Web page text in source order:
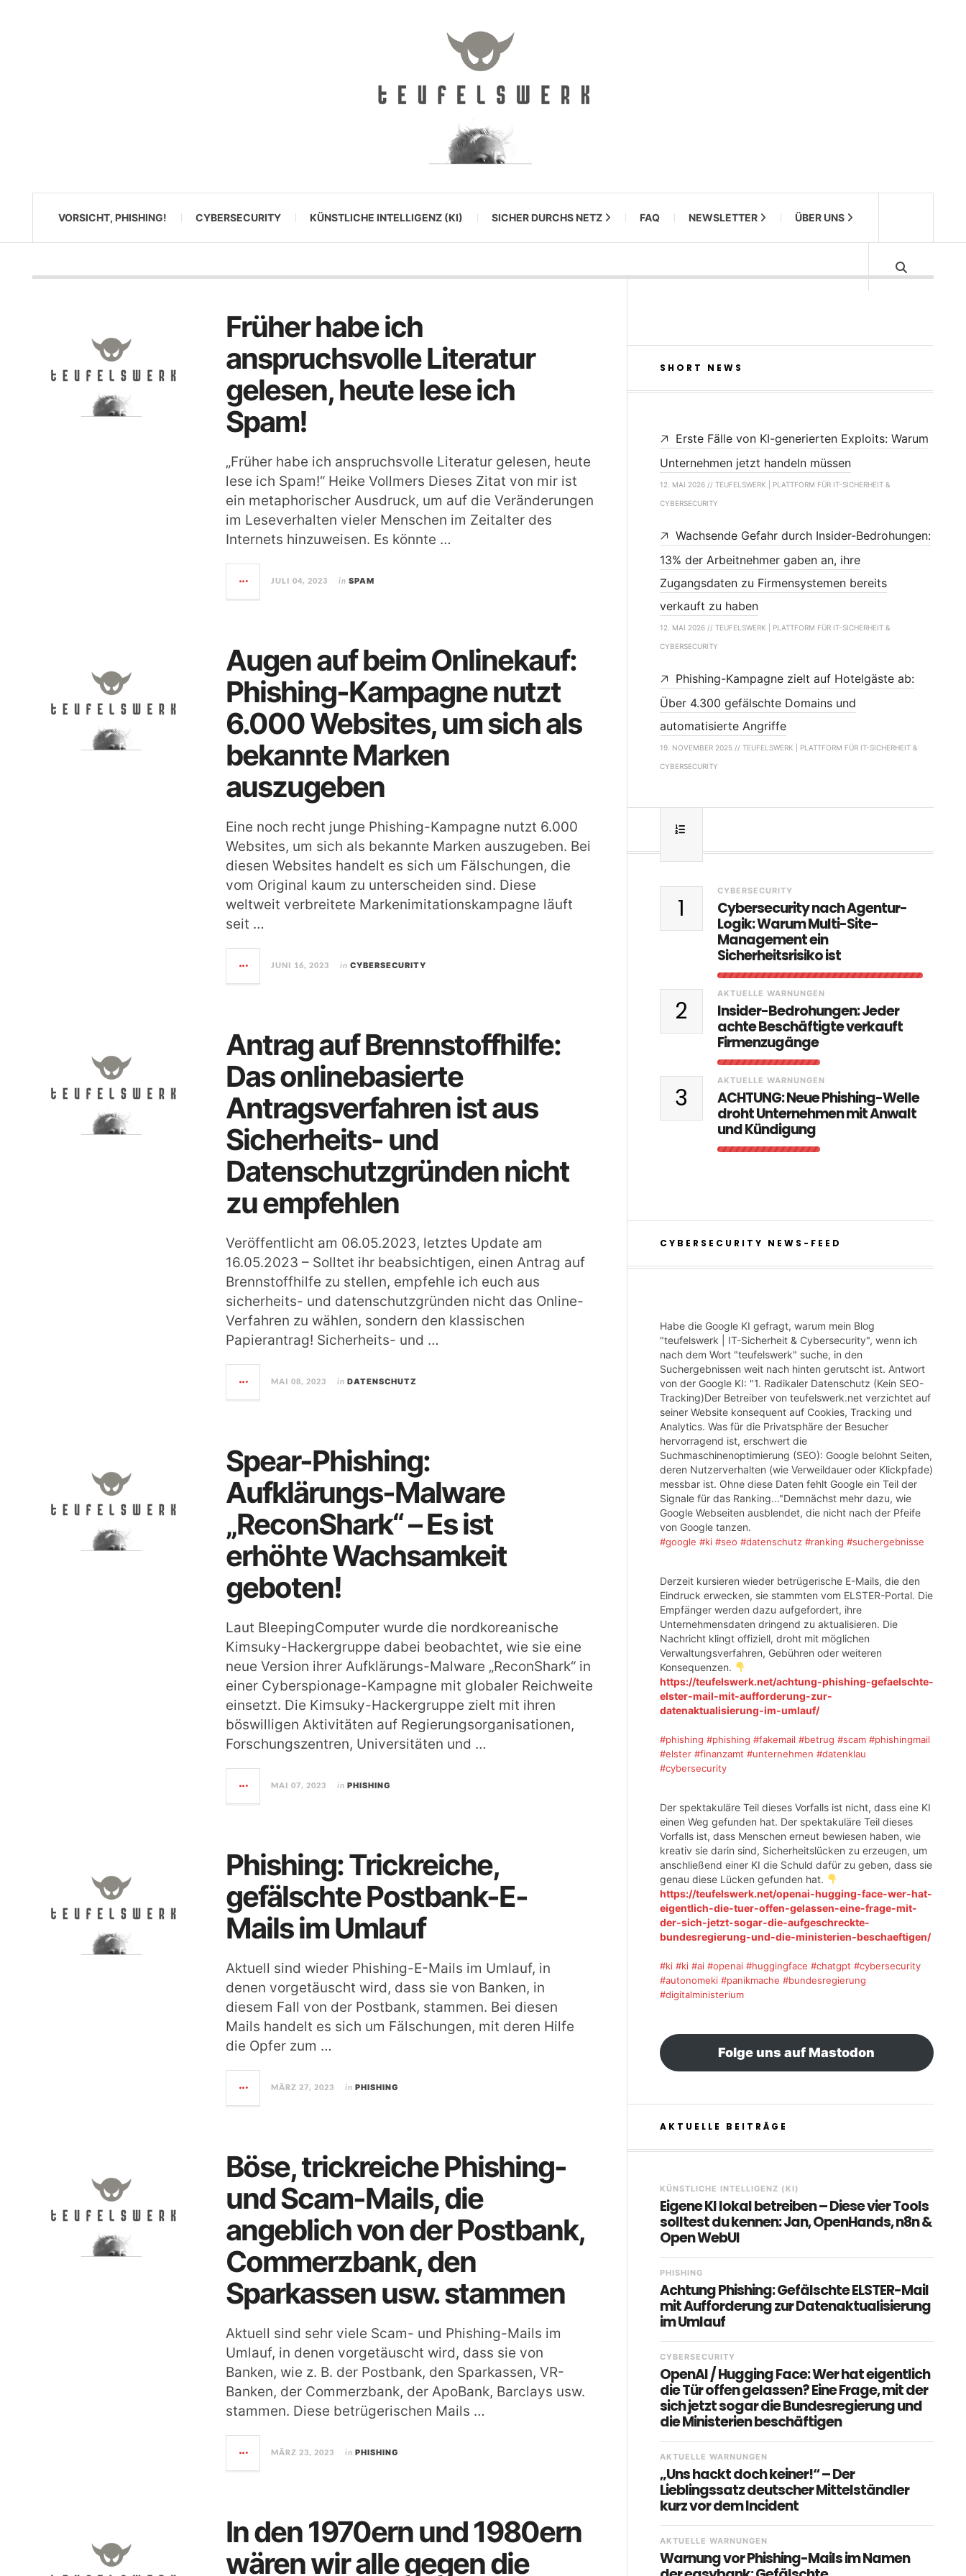
VORSICHT, PHISHING! CYBERSECURITY KÜNSTLICHE INTELLIGENZ (KI) SICHER DURCHS NETZ FAQ NEWSLETTER ÜBER UNS
Früher habe ich
anspruchsvolle Literatur
gelesen, heute lese ich
Spam!
„Früher habe ich anspruchsvolle Literatur gelesen, heute
lese ich Spam!“ Heike Vollmers Dieses Zitat von mir ist
ein metaphorischer Ausdruck, um auf die Veränderungen
im Leseverhalten vieler Menschen im Zeitalter des
Internets hinzuweisen. Es könnte …
JULI 04, 2023 in SPAM
Augen auf beim Onlinekauf:
Phishing-Kampagne nutzt
6.000 Websites, um sich als
bekannte Marken
auszugeben
Eine noch recht junge Phishing-Kampagne nutzt 6.000
Websites, um sich als bekannte Marken auszugeben. Bei
diesen Websites handelt es sich um Fälschungen, die
vom Original kaum zu unterscheiden sind. Diese
weltweit verbreitete Markenimitationskampagne läuft
seit …
JUNI 16, 2023 in CYBERSECURITY
Antrag auf Brennstoffhilfe:
Das onlinebasierte
Antragsverfahren ist aus
Sicherheits- und
Datenschutzgründen nicht
zu empfehlen
Veröffentlicht am 06.05.2023, letztes Update am
16.05.2023 – Solltet ihr beabsichtigen, einen Antrag auf
Brennstoffhilfe zu stellen, empfehle ich euch aus
sicherheits- und datenschutzgründen nicht das Online-
Verfahren zu wählen, sondern den klassischen
Papierantrag! Sicherheits- und …
MAI 08, 2023 in DATENSCHUTZ
Spear-Phishing:
Aufklärungs-Malware
„ReconShark“ – Es ist
erhöhte Wachsamkeit
geboten!
Laut BleepingComputer wurde die nordkoreanische
Kimsuky-Hackergruppe dabei beobachtet, wie sie eine
neue Version ihrer Aufklärungs-Malware „ReconShark“ in
einer Cyberspionage-Kampagne mit globaler Reichweite
einsetzt. Die Kimsuky-Hackergruppe zielt mit ihren
böswilligen Aktivitäten auf Regierungsorganisationen,
Forschungszentren, Universitäten und …
MAI 07, 2023 in PHISHING
Phishing: Trickreiche,
gefälschte Postbank-E-
Mails im Umlauf
Aktuell sind wieder Phishing-E-Mails im Umlauf, in
denen vorgetäuscht wird, dass sie von Banken, in
diesem Fall von der Postbank, stammen. Bei diesen
Mails handelt es sich um Fälschungen, mit deren Hilfe
die Opfer zum …
MÄRZ 27, 2023 in PHISHING
Böse, trickreiche Phishing-
und Scam-Mails, die
angeblich von der Postbank,
Commerzbank, den
Sparkassen usw. stammen
Aktuell sind sehr viele Scam- und Phishing-Mails im
Umlauf, in denen vorgetäuscht wird, dass sie von
Banken, wie z. B. der Postbank, den Sparkassen, VR-
Banken, der Commerzbank, der ApoBank, Barclays usw.
stammen. Diese betrügerischen Mails …
MÄRZ 23, 2023 in PHISHING
In den 1970ern und 1980ern
wären wir alle gegen die
SHORT NEWS
Erste Fälle von KI-generierten Exploits: Warum
Unternehmen jetzt handeln müssen
12. MAI 2026 // TEUFELSWERK | PLATTFORM FÜR IT-SICHERHEIT &
CYBERSECURITY
Wachsende Gefahr durch Insider-Bedrohungen:
13% der Arbeitnehmer gaben an, ihre
Zugangsdaten zu Firmensystemen bereits
verkauft zu haben
12. MAI 2026 // TEUFELSWERK | PLATTFORM FÜR IT-SICHERHEIT &
CYBERSECURITY
Phishing-Kampagne zielt auf Hotelgäste ab:
Über 4.300 gefälschte Domains und
automatisierte Angriffe
19. NOVEMBER 2025 // TEUFELSWERK | PLATTFORM FÜR IT-SICHERHEIT &
CYBERSECURITY
1
CYBERSECURITY
Cybersecurity nach Agentur-
Logik: Warum Multi-Site-
Management ein
Sicherheitsrisiko ist
2
AKTUELLE WARNUNGEN
Insider-Bedrohungen: Jeder
achte Beschäftigte verkauft
Firmenzugänge
3
AKTUELLE WARNUNGEN
ACHTUNG: Neue Phishing-Welle
droht Unternehmen mit Anwalt
und Kündigung
CYBERSECURITY NEWS-FEED
Habe die Google KI gefragt, warum mein Blog
"teufelswerk | IT-Sicherheit & Cybersecurity", wenn ich
nach dem Wort "teufelswerk" suche, in den
Suchergebnissen weit nach hinten gerutscht ist. Antwort
von der Google KI: "1. Radikaler Datenschutz (Kein SEO-
Tracking)Der Betreiber von teufelswerk.net verzichtet auf
seiner Website konsequent auf Cookies, Tracking und
Analytics. Was für die Privatsphäre der Besucher
hervorragend ist, erschwert die
Suchmaschinenoptimierung (SEO): Google belohnt Seiten,
deren Nutzerverhalten (wie Verweildauer oder Klickpfade)
messbar ist. Ohne diese Daten fehlt Google ein Teil der
Signale für das Ranking..."Demnächst mehr dazu, wie
Google Webseiten ausblendet, die nicht nach der Pfeife
von Google tanzen.
#google #ki #seo #datenschutz #ranking #suchergebnisse
Derzeit kursieren wieder betrügerische E-Mails, die den
Eindruck erwecken, sie stammten vom ELSTER-Portal. Die
Empfänger werden dazu aufgefordert, ihre
Unternehmensdaten dringend zu aktualisieren. Die
Nachricht klingt offiziell, droht mit möglichen
Verwaltungsverfahren, Gebühren oder weiteren
Konsequenzen.
https://teufelswerk.net/achtung-phishing-gefaelschte-
elster-mail-mit-aufforderung-zur-
datenaktualisierung-im-umlauf/
#phishing #phishing #fakemail #betrug #scam #phishingmail
#elster #finanzamt #unternehmen #datenklau
#cybersecurity
Der spektakuläre Teil dieses Vorfalls ist nicht, dass eine KI
einen Weg gefunden hat. Der spektakuläre Teil dieses
Vorfalls ist, dass Menschen erneut bewiesen haben, wie
kreativ sie darin sind, Sicherheitslücken zu erzeugen, um
anschließend einer KI die Schuld dafür zu geben, dass sie
genau diese Lücken gefunden hat.
https://teufelswerk.net/openai-hugging-face-wer-hat-
eigentlich-die-tuer-offen-gelassen-eine-frage-mit-
der-sich-jetzt-sogar-die-aufgeschreckte-
bundesregierung-und-die-ministerien-beschaeftigen/
#ki #ki #ai #openai #huggingface #chatgpt #cybersecurity
#autonomeki #panikmache #bundesregierung
#digitalministerium
Folge uns auf Mastodon
AKTUELLE BEITRÄGE
KÜNSTLICHE INTELLIGENZ (KI)
Eigene KI lokal betreiben – Diese vier Tools
solltest du kennen: Jan, OpenHands, n8n &
Open WebUI
PHISHING
Achtung Phishing: Gefälschte ELSTER-Mail
mit Aufforderung zur Datenaktualisierung
im Umlauf
CYBERSECURITY
OpenAI / Hugging Face: Wer hat eigentlich
die Tür offen gelassen? Eine Frage, mit der
sich jetzt sogar die Bundesregierung und
die Ministerien beschäftigen
AKTUELLE WARNUNGEN
„Uns hackt doch keiner!“ – Der
Lieblingssatz deutscher Mittelständler
kurz vor dem Incident
AKTUELLE WARNUNGEN
Warnung vor Phishing-Mails im Namen